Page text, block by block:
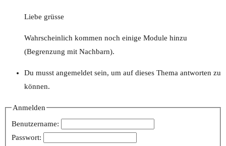
Liebe grüsse
Wahrscheinlich kommen noch einige Module hinzu
(Begrenzung mit Nachbarn).
Du musst angemeldet sein, um auf dieses Thema antworten zu
können.
Anmelden
Benutzername:
Passwort: